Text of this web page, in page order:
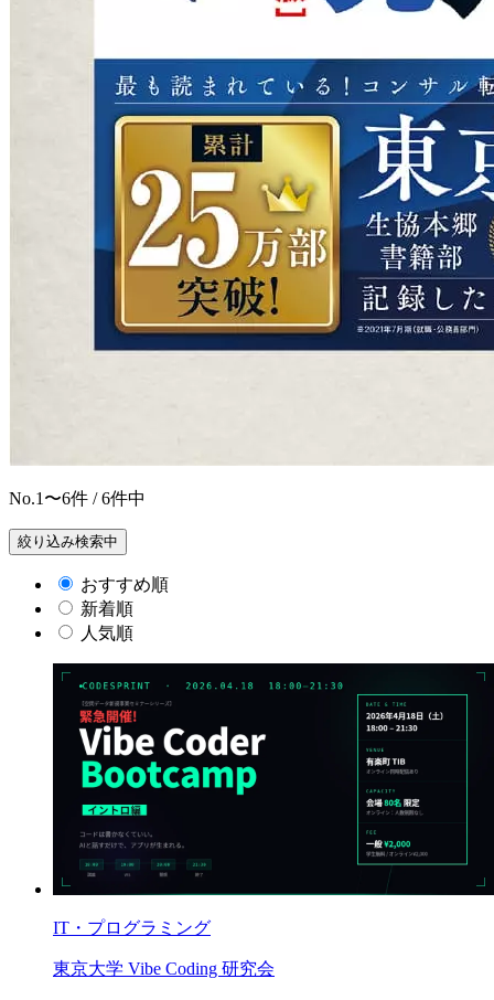
No.1〜6件 / 6件中
絞り込み検索中
おすすめ順
新着順
人気順
IT・プログラミング
東京大学 Vibe Coding 研究会